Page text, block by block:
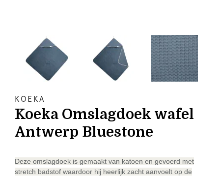
KOEKA
Koeka Omslagdoek wafel
Antwerp Bluestone
Deze omslagdoek is gemaakt van katoen en gevoerd met
stretch badstof waardoor hij heerlijk zacht aanvoelt op de